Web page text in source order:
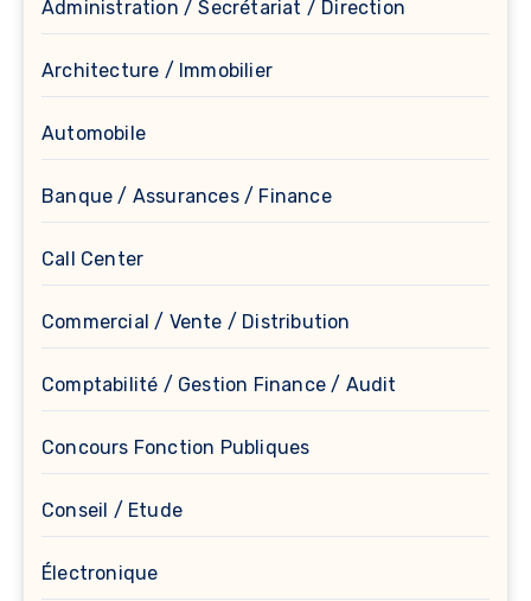
Administration / Secrétariat / Direction
Architecture / Immobilier
Automobile
Banque / Assurances / Finance
Call Center
Commercial / Vente / Distribution
Comptabilité / Gestion Finance / Audit
Concours Fonction Publiques
Conseil / Etude
Électronique